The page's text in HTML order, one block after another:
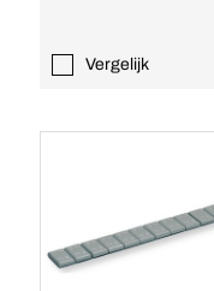
Vergelijk